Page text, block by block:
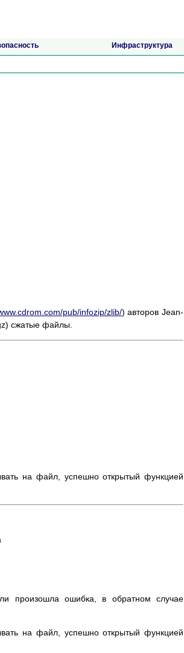
Инфраструктура
pub/infozip/zlib/) авторов Jean-
сжатые файлы.
на файл, успешно открытый функцией
произошла ошибка, в обратном случае
на файл, успешно открытый функцией